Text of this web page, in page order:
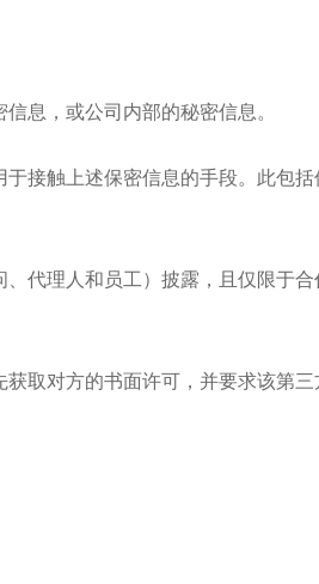
息，或公司内部的秘密信息。
接触上述保密信息的手段。此包
代理人和员工）披露，且仅限于
取对方的书面许可，并要求该第